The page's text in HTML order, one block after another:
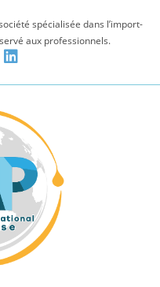
spécialisée dans l’import-
aux professionnels.